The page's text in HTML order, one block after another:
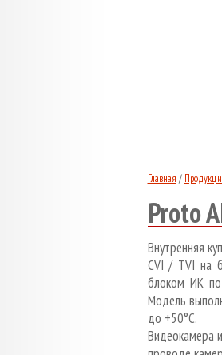
Главная /
Proto
Внутренняя
CVI / TVI на
блоком ИК
Модель
до +50°C.
Видеокамера